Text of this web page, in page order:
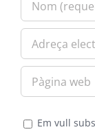
Em vull